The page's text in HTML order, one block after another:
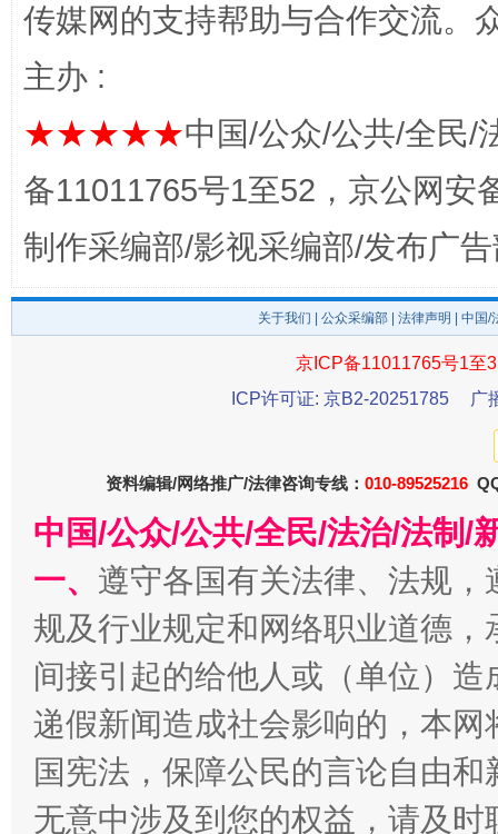
完善运行机制助力责任有效落实 一纸欠
东山县通报“牛蛙产品抗生素超标问题” 法
千年窑火 生生不息
传媒网的支持帮助与合作交流。
主办 :
★★★★★中国/公众/公共/全民/
备11011765号1至52，京公网安
制作采编部/影视采编部/发布广
关于我们 公众采编部 法律声明 | 中国
京ICP备11011765号1至
ICP许可证: 京B2-20251785
广
资料编辑/网络推广/法律咨询专线： 010-89525216
中国/公众/公共/全民/法治/法制/
一、 遵守各国有关法律、法规
规及行业规定和网络职业道德
间接引起的给他人或（单位）
递假新闻造成社会影响的，本
国宪法，保障公民的言论自由
无意中涉及到您的权益，请及